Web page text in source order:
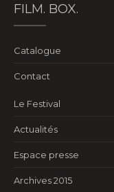
FILM. BOX.
Catalogue
Contact
Le Festival
Actualités
Espace presse
Archives 2015